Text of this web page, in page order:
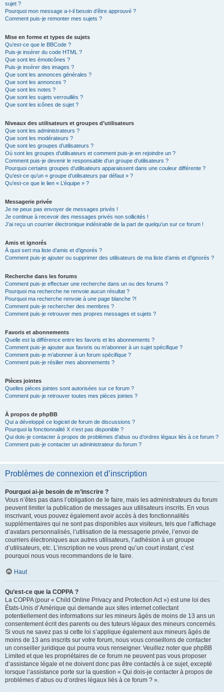
sujet ?
Pourquoi mon message a-t-il besoin d’être approuvé ?
Comment puis-je remonter mes sujets ?
Mise en forme et types de sujets
Qu’est-ce que le BBCode ?
Puis-je insérer du code HTML ?
Que sont les émoticônes ?
Puis-je insérer des images ?
Que sont les annonces générales ?
Que sont les annonces ?
Que sont les notes ?
Que sont les sujets verrouillés ?
Que sont les icônes de sujet ?
Niveaux des utilisateurs et groupes d’utilisateurs
Que sont les administrateurs ?
Que sont les modérateurs ?
Que sont les groupes d’utilisateurs ?
Où sont les groupes d’utilisateurs et comment puis-je en rejoindre un ?
Comment puis-je devenir le responsable d’un groupe d’utilisateurs ?
Pourquoi certains groupes d’utilisateurs apparaissent dans une couleur différente ?
Qu’est-ce qu’un « groupe d’utilisateurs par défaut » ?
Qu’est-ce que le lien « L’équipe » ?
Messagerie privée
Je ne peux pas envoyer de messages privés !
Je continue à recevoir des messages privés non sollicités !
J’ai reçu un courrier électronique indésirable de la part de quelqu’un sur ce forum !
Amis et ignorés
À quoi sert ma liste d’amis et d’ignorés ?
Comment puis-je ajouter ou supprimer des utilisateurs de ma liste d’amis et d’ignorés ?
Recherche dans les forums
Comment puis-je effectuer une recherche dans un ou des forums ?
Pourquoi ma recherche ne renvoie aucun résultat ?
Pourquoi ma recherche renvoie à une page blanche ?!
Comment puis-je rechercher des membres ?
Comment puis-je retrouver mes propres messages et sujets ?
Favoris et abonnements
Quelle est la différence entre les favoris et les abonnements ?
Comment puis-je ajouter aux favoris ou m’abonner à un sujet spécifique ?
Comment puis-je m’abonner à un forum spécifique ?
Comment puis-je résilier mes abonnements ?
Pièces jointes
Quelles pièces jointes sont autorisées sur ce forum ?
Comment puis-je retrouver toutes mes pièces jointes ?
À propos de phpBB
Qui a développé ce logiciel de forum de discussions ?
Pourquoi la fonctionnalité X n’est pas disponible ?
Qui dois-je contacter à propos de problèmes d’abus ou d’ordres légaux liés à ce forum ?
Comment puis-je contacter un administrateur du forum ?
Problèmes de connexion et d’inscription
Pourquoi ai-je besoin de m’inscrire ?
Vous n’êtes pas dans l’obligation de le faire, mais les administrateurs du forum
peuvent limiter la publication de messages aux utilisateurs inscrits. En vous
inscrivant, vous pouvez également avoir accès à des fonctionnalités
supplémentaires qui ne sont pas disponibles aux visiteurs, tels que l’affichage
d’avatars personnalisés, l’utilisation de la messagerie privée, l’envoi de
courriers électroniques aux autres utilisateurs, l’adhésion à un groupe
d’utilisateurs, etc. L’inscription ne vous prend qu’un court instant, c’est
pourquoi nous vous recommandons de le faire.
Haut
Qu’est-ce que la COPPA ?
La COPPA (pour « Child Online Privacy and Protection Act ») est une loi des
États-Unis d’Amérique qui demande aux sites internet collectant
potentiellement des informations sur les mineurs âgés de moins de 13 ans un
consentement écrit des parents ou des tuteurs légaux des mineurs concernés.
Si vous ne savez pas si cette loi s’applique également aux mineurs âgés de
moins de 13 ans inscrits sur votre forum, nous vous conseillons de contacter
un conseiller juridique qui pourra vous renseigner. Veuillez noter que phpBB
Limited et que les propriétaires de ce forum ne peuvent pas vous proposer
d’assistance légale et ne doivent donc pas être contactés à ce sujet, excepté
lorsque l’assistance porte sur la question « Qui dois-je contacter à propos de
problèmes d’abus ou d’ordres légaux liés à ce forum ? ».